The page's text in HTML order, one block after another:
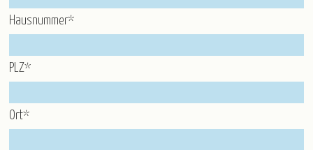
Baltikum
Tschechien
Ungarn
Hausnummer*
PLZ*
Ort*